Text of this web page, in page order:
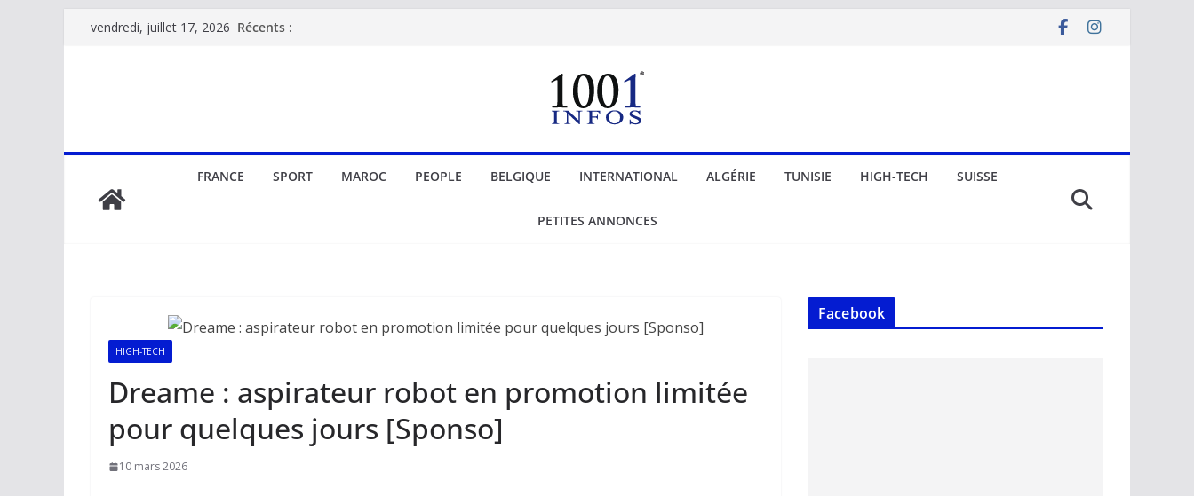
Passervendredi, juillet 17, 2026 Récents :
FRANCE SPORT MAROC PEOPLE BELGIQUE INTERNATIONAL ALGÉRIE TUNISIE HIGH-TECH SUISSE
PETITES ANNONCES
HIGH-TECH
Dreame : aspirateur robot en promotion limitée
pour quelques jours [Sponso]
10 mars 2026
Facebook